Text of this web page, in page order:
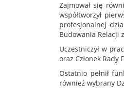
Zajmował się
współtworzył
profesjonalnej
Budowania Relacji
Uczestniczył w
oraz Członek Rady
Ostatnio pełnił
również wybrany